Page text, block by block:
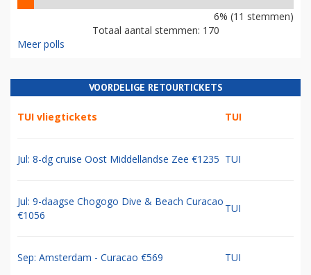
6% (11 stemmen)
Totaal aantal stemmen: 170
Meer polls
VOORDELIGE RETOURTICKETS
TUI vliegtickets TUI
Jul: 8-dg cruise Oost Middellandse Zee €1235 TUI
Jul: 9-daagse Chogogo Dive & Beach Curacao
€1056
TUI
Sep: Amsterdam - Curacao €569 TUI